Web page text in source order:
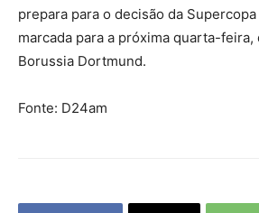
prepara para o decisão da
marcada para a próxima quarta-
Borussia Dortmund.
Fonte: D24am